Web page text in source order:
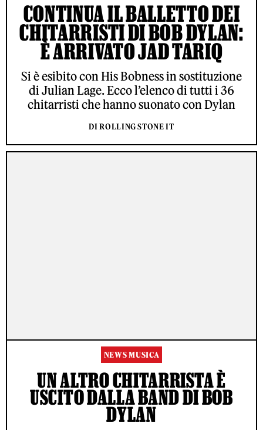
CONTINUA IL BALLETTO DEI
CHITARRISTI DI BOB DYLAN:
È ARRIVATO JAD TARIQ
Si è esibito con His Bobness in sostituzione
di Julian Lage. Ecco l’elenco di tutti i 36
chitarristi che hanno suonato con Dylan
DI ROLLING STONE IT
NEWS MUSICA
UN ALTRO CHITARRISTA È
USCITO DALLA BAND DI BOB
DYLAN